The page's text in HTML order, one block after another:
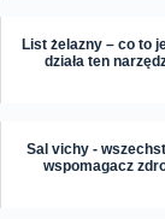
List żelazny – co to
działa ten
Sal vichy -
wspomagacz